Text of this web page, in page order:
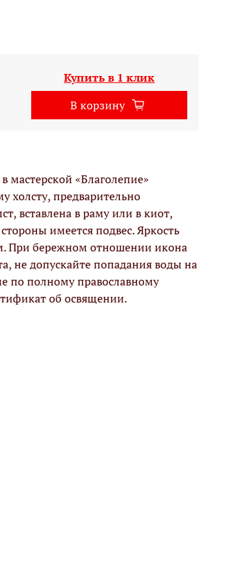
Купить в 1 клик
В корзину
мастерской «Благолепие»
холсту, предварительно
вставлена в раму или в киот,
имеется подвес. Яркость
При бережном отношении икона
не допускайте попадания воды на
по полному православному
об освящении.